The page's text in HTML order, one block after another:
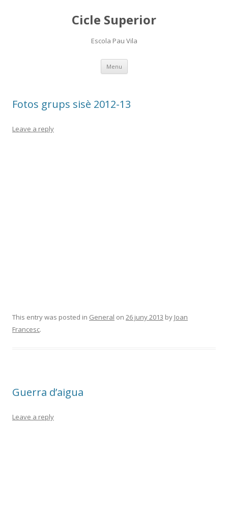
Cicle Superior
Escola Pau Vila
Menu Skip
content
Fotos grups sisè 2012-13
Leave a reply
This entry was posted in General on 26 juny 2013 by Joan
Francesc.
Guerra d’aigua
Leave a reply